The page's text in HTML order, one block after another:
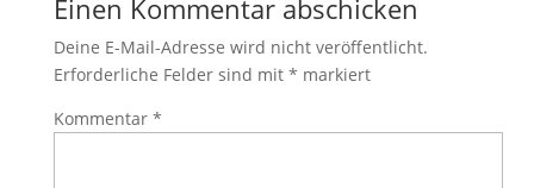
Einen Kommentar abschicken
Deine E-Mail-Adresse wird nicht veröffentlicht.
Erforderliche Felder sind mit * markiert
Kommentar *